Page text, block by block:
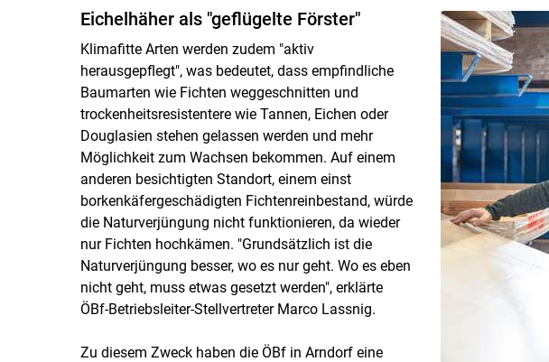
Eichelhäher als "geflügelte Förster"
Klimafitte Arten werden zudem "aktiv
herausgepflegt", was bedeutet, dass empfindliche
Baumarten wie Fichten weggeschnitten und
trockenheitsresistentere wie Tannen, Eichen oder
Douglasien stehen gelassen werden und mehr
Möglichkeit zum Wachsen bekommen. Auf einem
anderen besichtigten Standort, einem einst
borkenkäfergeschädigten Fichtenreinbestand, würde
die Naturverjüngung nicht funktionieren, da wieder
nur Fichten hochkämen. "Grundsätzlich ist die
Naturverjüngung besser, wo es nur geht. Wo es eben
nicht geht, muss etwas gesetzt werden", erklärte
ÖBf-Betriebsleiter-Stellvertreter Marco Lassnig.
Zu diesem Zweck haben die ÖBf in Arndorf eine